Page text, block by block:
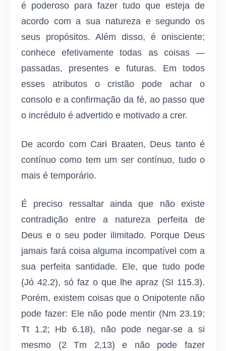
é poderoso para fazer tudo que esteja de
acordo com a sua natureza e segundo os
seus propósitos. Além disso, é onisciente;
conhece efetivamente todas as coisas —
passadas, presentes e futuras. Em todos
esses atributos o cristão pode achar o
consolo e a confirmação da fé, ao passo que
o incrédulo é advertido e motivado a crer.
De acordo com Cari Braaten, Deus tanto é
contínuo como tem um ser contínuo, tudo o
mais é temporário.
É preciso ressaltar ainda que não existe
contradição entre a natureza perfeita de
Deus e o seu poder ilimitado. Porque Deus
jamais fará coisa alguma incompatível com a
sua perfeita santidade. Ele, que tudo pode
(Jó 42.2), só faz o que lhe apraz (SI 115.3).
Porém, existem coisas que o Onipotente não
pode fazer: Ele não pode mentir (Nm 23.19;
Tt 1.2; Hb 6.18), não pode negar-se a si
mesmo (2 Tm 2,13) e não pode fazer